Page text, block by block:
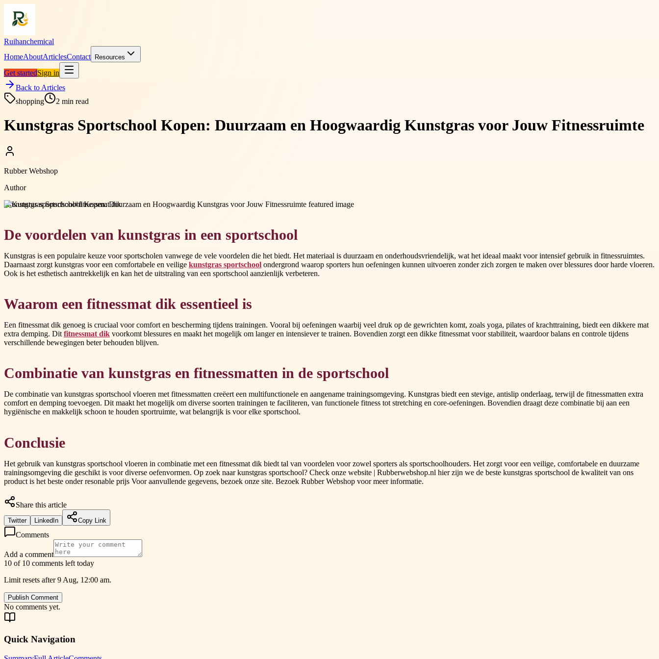
Ruihanchemical
HomeAboutArticlesContact Resources
Get startedSign in
Back to Articles
shopping
2 min read
Kunstgras Sportschool Kopen: Duurzaam en Hoogwaardig Kunstgras voor Jouw Fitnessruimte
Rubber Webshop
Author
#kunstgras sportschool#fitnessmat dik
De voordelen van kunstgras in een sportschool
Kunstgras is een populaire keuze voor sportscholen vanwege de vele voordelen die het biedt. Het materiaal is duurzaam en onderhoudsvriendelijk, wat het ideaal maakt voor intensief gebruik in fitnessruimtes.
Daarnaast zorgt kunstgras voor een comfortabele en veilige kunstgras sportschool ondergrond waarop sporters hun oefeningen kunnen uitvoeren zonder zich zorgen te maken over blessures door harde vloeren.
Ook is het esthetisch aantrekkelijk en kan het de uitstraling van een sportschool aanzienlijk verbeteren.
Waarom een fitnessmat dik essentieel is
Een fitnessmat dik genoeg is cruciaal voor comfort en bescherming tijdens trainingen. Vooral bij oefeningen waarbij veel druk op de gewrichten komt, zoals yoga, pilates of krachttraining, biedt een dikkere mat
extra demping. Dit fitnessmat dik voorkomt blessures en maakt het mogelijk om langer en intensiever te trainen. Bovendien zorgt een dikke fitnessmat voor stabiliteit, waardoor balans en controle tijdens
verschillende bewegingen beter behouden blijven.
Combinatie van kunstgras en fitnessmatten in de sportschool
De combinatie van kunstgras sportschool vloeren met fitnessmatten creëert een multifunctionele en aangename trainingsomgeving. Kunstgras biedt een stevige, antislip onderlaag, terwijl de fitnessmatten extra
comfort en demping toevoegen. Dit maakt het mogelijk om diverse soorten trainingen te faciliteren, van functionele fitness tot stretching en core-oefeningen. Bovendien draagt deze combinatie bij aan een
hygiënische en makkelijk schoon te houden sportruimte, wat belangrijk is voor elke sportschool.
Conclusie
Het gebruik van kunstgras sportschool vloeren in combinatie met een fitnessmat dik biedt tal van voordelen voor zowel sporters als sportschoolhouders. Het zorgt voor een veilige, comfortabele en duurzame
trainingsomgeving die geschikt is voor diverse oefenvormen. Op zoek naar kunstgras sportschool? Check onze website | Rubberwebshop.nl hier zijn we de beste kunstgras sportschool de kwaliteit van ons
product is het beste onder resonable prijs Voor aanvullende gegevens, bezoek onze site. Bezoek Rubber Webshop voor meer informatie.
Share this article
Twitter LinkedIn Copy Link
Comments
Add a comment
10 of 10 comments left today
Limit resets after 9 Aug, 12:00 am.
Publish Comment
No comments yet.
Quick Navigation